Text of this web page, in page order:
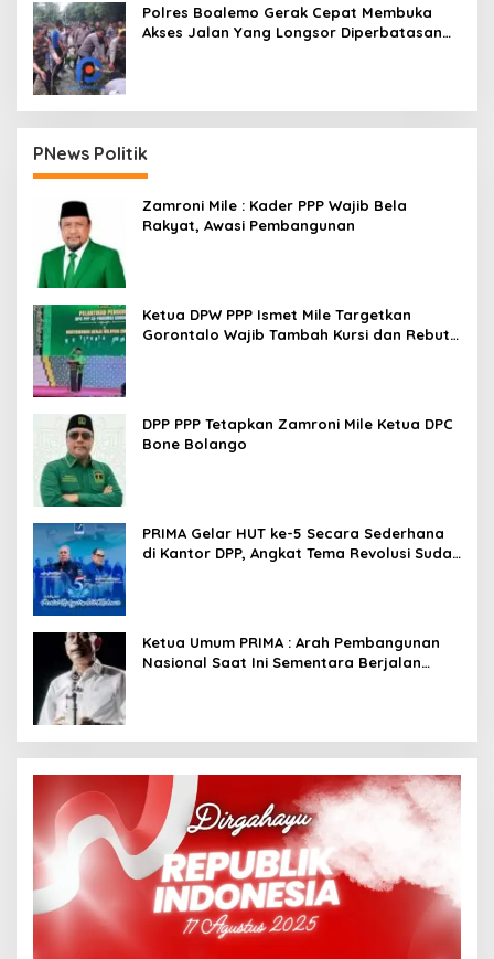
Polres Boalemo Gerak Cepat Membuka
Akses Jalan Yang Longsor Diperbatasan
PNews Politik
Zamroni Mile : Kader PPP Wajib Bela
Rakyat, Awasi Pembangunan
Ketua DPW PPP Ismet Mile Targetkan
Gorontalo Wajib Tambah Kursi dan Rebut
DPP PPP Tetapkan Zamroni Mile Ketua DPC
Bone Bolango
PRIMA Gelar HUT ke-5 Secara Sederhana
di Kantor DPP, Angkat Tema Revolusi Sudah
Ketua Umum PRIMA : Arah Pembangunan
Nasional Saat Ini Sementara Berjalan